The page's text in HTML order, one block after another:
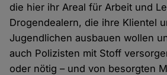
die hier ihr Areal für Arbeit und
Drogendealern, die ihre Klientel
Jugendlichen ausbauen wollen
auch Polizisten mit Stoff
oder nötig – und von besorgten